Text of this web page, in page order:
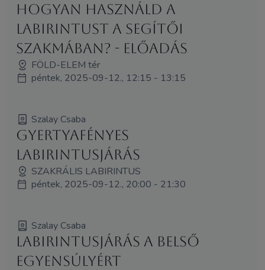
hogyan használd a
labirintust a segítői
szakmában? - ELŐADÁS
FÖLD-ELEM tér
péntek, 2025-09-12., 12:15 - 13:15
Szalay Csaba
Gyertyafényes
labirintusjárás
SZAKRÁLIS LABIRINTUS
péntek, 2025-09-12., 20:00 - 21:30
Szalay Csaba
Labirintusjárás a belső
egyensúlyért